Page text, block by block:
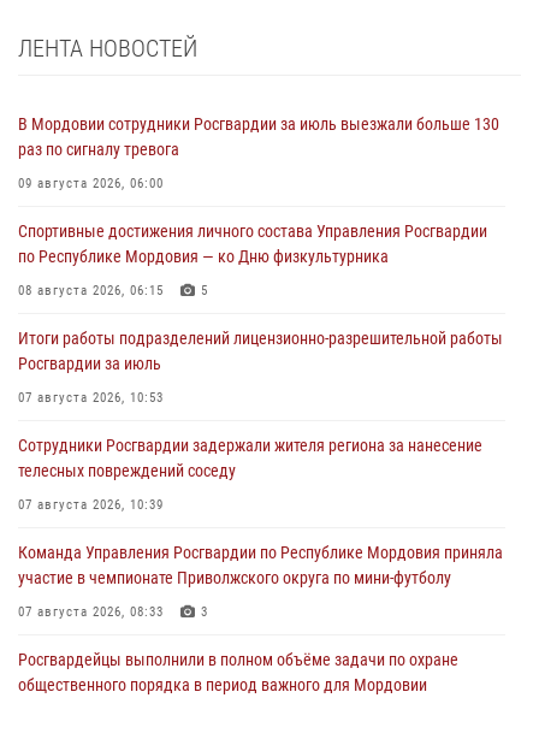
ЛЕНТА НОВОСТЕЙ
В Мордовии сотрудники Росгвардии за июль выезжали больше 130
раз по сигналу тревога
09 августа 2026, 06:00
Спортивные достижения личного состава Управления Росгвардии
по Республике Мордовия — ко Дню физкультурника
08 августа 2026, 06:15 5
Итоги работы подразделений лицензионно-разрешительной работы
Росгвардии за июль
07 августа 2026, 10:53
Сотрудники Росгвардии задержали жителя региона за нанесение
телесных повреждений соседу
07 августа 2026, 10:39
Команда Управления Росгвардии по Республике Мордовия приняла
участие в чемпионате Приволжского округа по мини-футболу
07 августа 2026, 08:33 3
Росгвардейцы выполнили в полном объёме задачи по охране
общественного порядка в период важного для Мордовии